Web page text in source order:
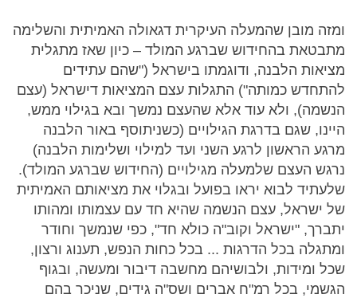
ומזה מובן שהמעלה העיקרית דגאולה האמיתית והשלימה
מתבטאת בהחידוש שברגע המולד – כיון שאז מתגלית
מציאות הלבנה, ודוגמתו בישראל ("שהם עתידים
להתחדש כמותה") התגלות עצם המציאות דישראל (עצם
הנשמה), ולא עוד אלא שהעצם נמשך ובא בגילוי ממש,
היינו, שגם בדרגת הגילויים (כשניתוסף באור הלבנה
מרגע הראשון לרגע השני ועד למילוי ושלימות הלבנה)
נרגש העצם שלמעלה מגילויים (החידוש שברגע המולד).
שלעתיד לבוא יראו בפועל ובגלוי את מציאותם האמיתית
של ישראל, עצם הנשמה שהיא חד עם עצמותו ומהותו
יתברך, "ישראל וקוב"ה כולא חד", כפי שנמשך וחודר
ומתגלה בכל הדרגות ... בכל כחות הנפש, תענוג ורצון,
שכל ומידות, ולבושיהם מחשבה דיבור ומעשה, ובגוף
הגשמי, בכל רמ"ח אברים ושס"ה גידים, שניכר בהם